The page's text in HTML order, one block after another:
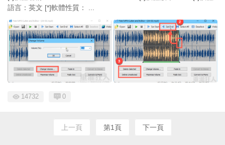
語言：英文 [*]軟體性質： ...
14732 0
上一頁 第1頁 下一頁